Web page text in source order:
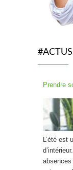
#ACTUS
Prendre
L’été est
absences